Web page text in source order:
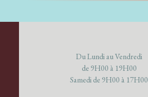
Du Lundi au Vendredi
de 9H00 à 19H00
Samedi de 9H00 à 17H00